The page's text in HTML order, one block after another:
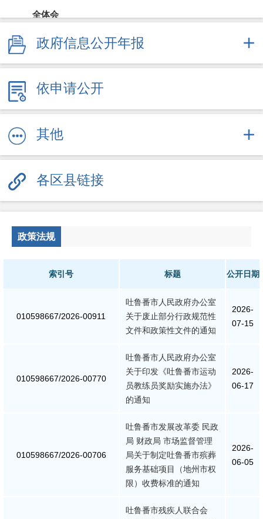
全体会
常务会
直达资金
统计信息
总结报告
人事管理
政策法规
政府信息公开年报
依申请公开
其他
各区县链接
政策法规
索引号 标题 公开日期
010598667/2026-00911
吐鲁番市人民政府办公室
关于废止部分行政规范性
文件和政策性文件的通知
2026-
07-15
010598667/2026-00770
吐鲁番市人民政府办公室
关于印发《吐鲁番市运动
员教练员奖励实施办法》
的通知
2026-
06-17
010598667/2026-00706
吐鲁番市发展改革委 民政
局 财政局 市场监督管理
局关于制定吐鲁番市殡葬
服务基础项目（地州市权
限）收费标准的通知
2026-
06-05
吐鲁番市残疾人联合会